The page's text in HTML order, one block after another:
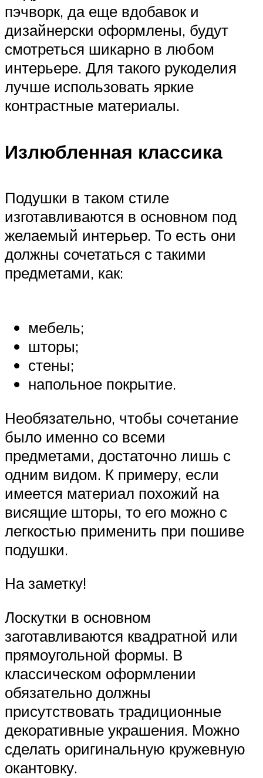
пэчворк, да еще вдобавок и
дизайнерски оформлены, будут
смотреться шикарно в любом
интерьере. Для такого рукоделия
лучше использовать яркие
контрастные материалы.
Излюбленная классика
Подушки в таком стиле
изготавливаются в основном под
желаемый интерьер. То есть они
должны сочетаться с такими
предметами, как:
мебель;
шторы;
стены;
напольное покрытие.
Необязательно, чтобы сочетание
было именно со всеми
предметами, достаточно лишь с
одним видом. К примеру, если
имеется материал похожий на
висящие шторы, то его можно с
легкостью применить при пошиве
подушки.
На заметку!
Лоскутки в основном
заготавливаются квадратной или
прямоугольной формы. В
классическом оформлении
обязательно должны
присутствовать традиционные
декоративные украшения. Можно
сделать оригинальную кружевную
окантовку.